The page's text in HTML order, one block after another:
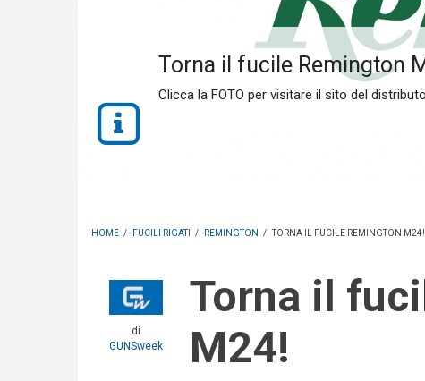
HOME / FUCILI RIGATI / REMINGTON / TORNA IL FUCILE REMINGTON M24!
di
GUNSweek
Torna il fucile Remington
M24!